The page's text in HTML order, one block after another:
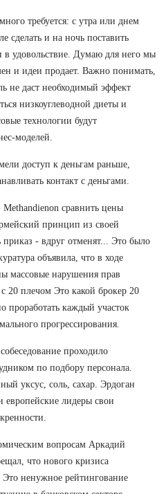
требуется: с утра или днем
сделать и на ночь поставить
в удовольствие. Думаю для него мы
и идеи продает. Важно понимать,
не даст необходимый эффект
низкоуглеводной диеты и
технологии будут
моделей.
доступ к деньгам раньше,
контакт с деньгами.
сравнить цены
принцип из своей
- вдруг отменят... Это было
объявила, что в ходе
массовые нарушения прав
20 плечом Это какой брокер 20
каждый участок
прогрессирования.
проходило
по подбору персонала.
уксус, соль, сахар. Эрдоган
европейские лидеры свои
вопросам Аркадий
что нового кризиса
Это ненужное рейтингование